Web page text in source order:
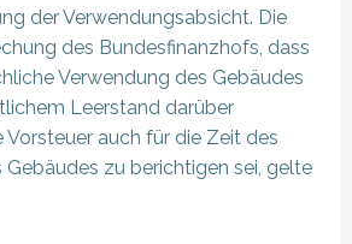
der Verwendungsabsicht. Die
des Bundesfinanzhofs, dass
Verwendung des Gebäudes
Leerstand darüber
Vorsteuer auch für die Zeit des
Gebäudes zu berichtigen sei, gelte